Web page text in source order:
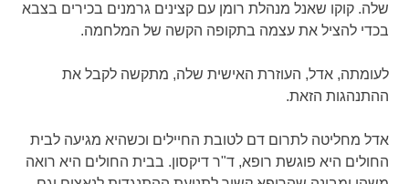
שלה. קוקו שאנל מנהלת רומן עם קצינים גרמנים בכירים בצבא
בכדי להציל את עצמה בתקופה הקשה של המלחמה.
לעומתה, אדל, העוזרת האישית שלה, מתקשה לקבל את
ההתנהגות הזאת.
אדל מחליטה לתרום דם לטובת החיילים וכשהיא מגיעה לבית
החולים היא פוגשת רופא, ד"ר דיקסון. בבית החולים היא רואה